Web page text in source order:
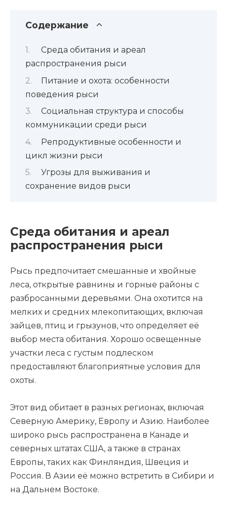
Содержание
Среда обитания и ареал
распространения рыси
Питание и охота: особенности
поведения рыси
Социальная структура и способы
коммуникации среди рыси
Репродуктивные особенности и
цикл жизни рыси
Угрозы для выживания и
сохранение видов рыси
Среда обитания и ареал
распространения рыси
Рысь предпочитает смешанные и хвойные
леса, открытые равнины и горные районы с
разбросанными деревьями. Она охотится на
мелких и средних млекопитающих, включая
зайцев, птиц и грызунов, что определяет её
выбор места обитания. Хорошо освещенные
участки леса с густым подлеском
предоставляют благоприятные условия для
охоты.
Этот вид обитает в разных регионах, включая
Северную Америку, Европу и Азию. Наиболее
широко рысь распространена в Канаде и
северных штатах США, а также в странах
Европы, таких как Финляндия, Швеция и
Россия. В Азии её можно встретить в Сибири и
на Дальнем Востоке.